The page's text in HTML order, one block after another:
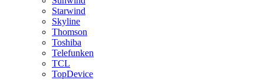
Starwind
Skyline
Thomson
Toshiba
Telefunken
TCL
TopDevice